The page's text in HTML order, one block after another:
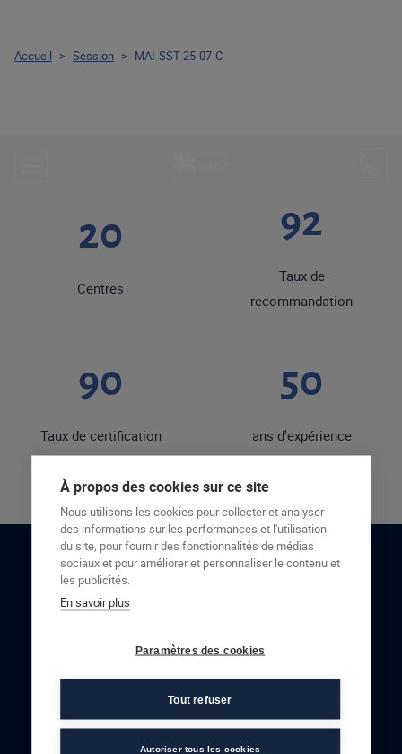
20
Centres
92
Taux de
recommandation
90
Taux de certification
50
ans d'expérience
RESTONS EN CONTACT
Accueil > Session > MAI-SST-25-07-C
À propos des cookies sur ce site
Nous utilisons les cookies pour collecter et analyser
des informations sur les performances et l'utilisation
du site, pour fournir des fonctionnalités de médias
sociaux et pour améliorer et personnaliser le contenu et
les publicités.
En savoir plus
Paramètres des cookies
Tout refuser
Autoriser tous les cookies